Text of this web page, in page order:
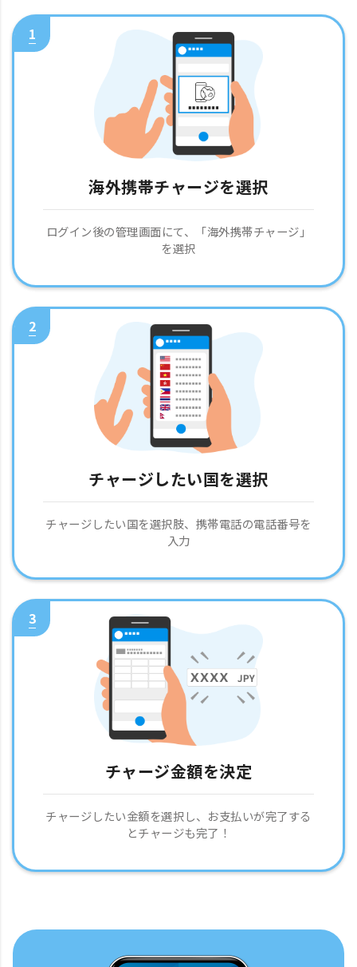
1
海外携帯チャージを選択
ログイン後の管理画面にて、「海外携帯チャージ」
を選択
2
チャージしたい国を選択
チャージしたい国を選択肢、携帯電話の電話番号を
入力
3
チャージ金額を決定
チャージしたい金額を選択し、お支払いが完了する
とチャージも完了！